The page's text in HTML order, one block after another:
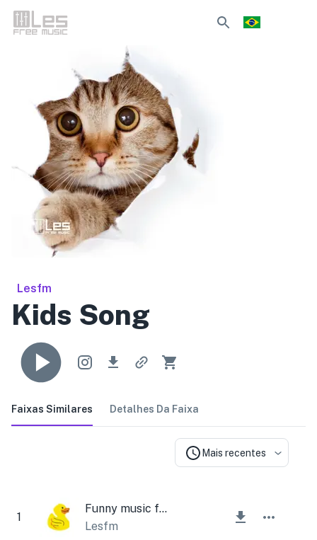
Lesfm
Kids Song
Faixas Similares Detalhes Da Faixa
Mais recentes
1
Funny music for Children
Lesfm